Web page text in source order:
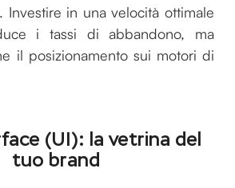
Investire in una velocità ottimale
i tassi di abbandono, ma
il posizionamento sui motori di
(UI): la vetrina del
tuo brand